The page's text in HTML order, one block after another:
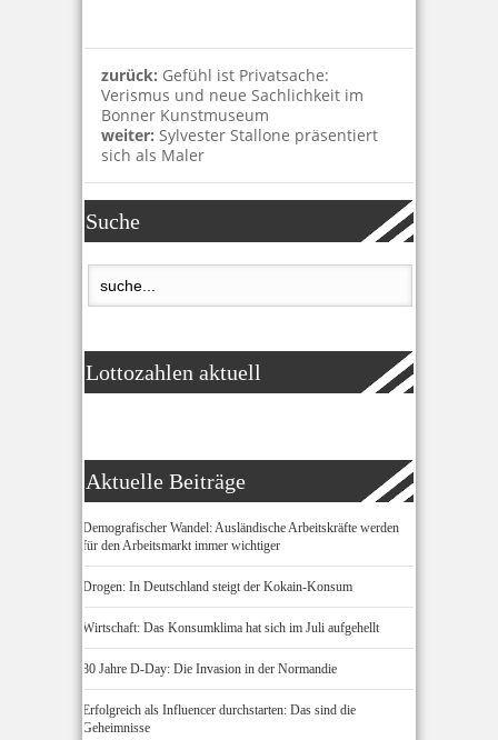
zurück: Gefühl ist Privatsache:
Verismus und neue Sachlichkeit im
Bonner Kunstmuseum
weiter: Sylvester Stallone präsentiert
sich als Maler
Suche
Lottozahlen aktuell
Aktuelle Beiträge
Demografischer Wandel: Ausländische Arbeitskräfte werden
für den Arbeitsmarkt immer wichtiger
Drogen: In Deutschland steigt der Kokain-Konsum
Wirtschaft: Das Konsumklima hat sich im Juli aufgehellt
80 Jahre D-Day: Die Invasion in der Normandie
Erfolgreich als Influencer durchstarten: Das sind die
Geheimnisse